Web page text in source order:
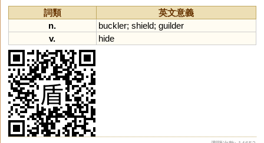
詞類
英文意義
n.
buckler; shield; guilder
v.
hide